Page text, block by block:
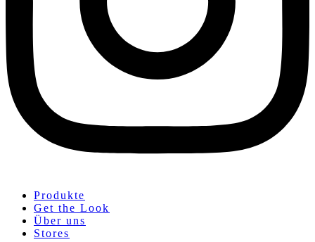
Produkte
Get the Look
Über uns
Stores